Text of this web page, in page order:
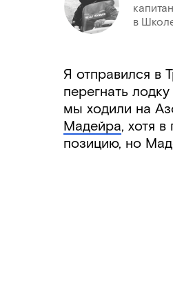
в
Я отправился в
перегнать
мы ходили на
Мадейра, хотя
позицию, но